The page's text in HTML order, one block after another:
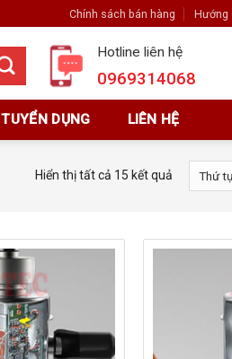
Chính sách bán hàng Hướng
Hotline liên hệ
0969314068
TUYỂN DỤNG LIÊN HỆ
Hiển thị tất cả 15 kết quả